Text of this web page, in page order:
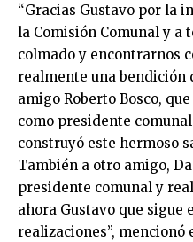
“Gracias Gustavo por la
la Comisión Comunal y a
colmado y encontrarnos
realmente una bendición
amigo Roberto Bosco,
como presidente
construyó este hermoso
También a otro amigo,
presidente comunal y
ahora Gustavo que sigue
realizaciones”,